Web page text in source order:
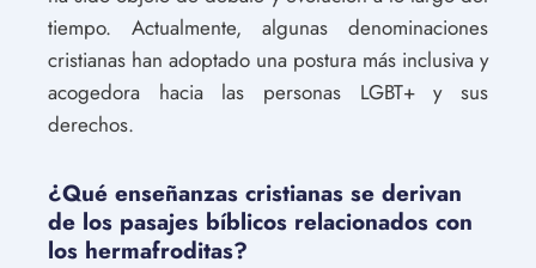
tiempo. Actualmente, algunas denominaciones
cristianas han adoptado una postura más inclusiva y
acogedora hacia las personas LGBT+ y sus
derechos.
¿Qué enseñanzas cristianas se derivan
de los pasajes bíblicos relacionados con
los hermafroditas?